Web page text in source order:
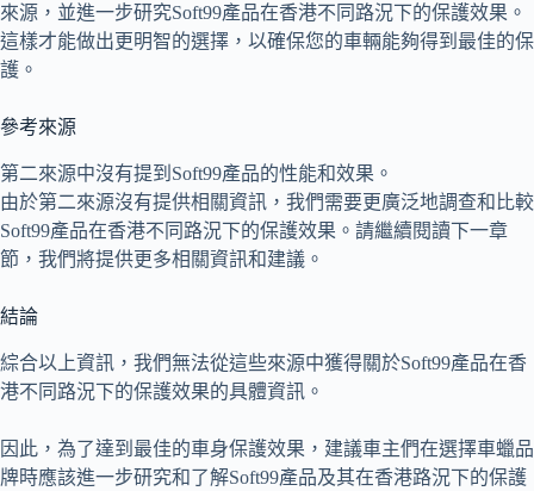
來源，並進一步研究Soft99產品在香港不同路況下的保護效果。
這樣才能做出更明智的選擇，以確保您的車輛能夠得到最佳的保
護。
參考來源
第二來源中沒有提到Soft99產品的性能和效果。
由於第二來源沒有提供相關資訊，我們需要更廣泛地調查和比較
Soft99產品在香港不同路況下的保護效果。請繼續閱讀下一章
節，我們將提供更多相關資訊和建議。
結論
綜合以上資訊，我們無法從這些來源中獲得關於Soft99產品在香
港不同路況下的保護效果的具體資訊。
因此，為了達到最佳的車身保護效果，建議車主們在選擇車蠟品
牌時應該進一步研究和了解Soft99產品及其在香港路況下的保護